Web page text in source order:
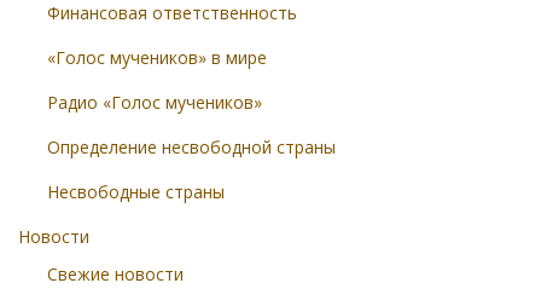
Финансовая ответственность
«Голос мучеников» в мире
Радио «Голос мучеников»
Определение несвободной страны
Несвободные страны
Новости
Свежие новости